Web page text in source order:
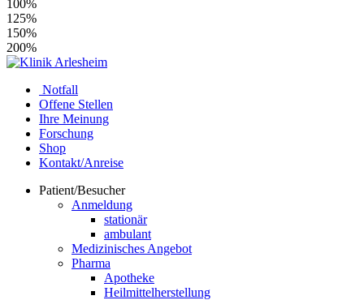
100%
125%
150%
200%
Notfall
Offene Stellen
Ihre Meinung
Forschung
Shop
Kontakt/Anreise
Patient/Besucher
Anmeldung
stationär
ambulant
Medizinisches Angebot
Pharma
Apotheke
Heilmittelherstellung